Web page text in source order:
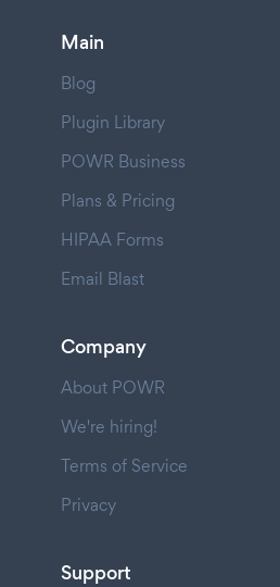
Main
Blog
Plugin Library
POWR Business
Plans & Pricing
HIPAA Forms
Email Blast
Company
About POWR
We're hiring!
Terms of Service
Privacy
Support